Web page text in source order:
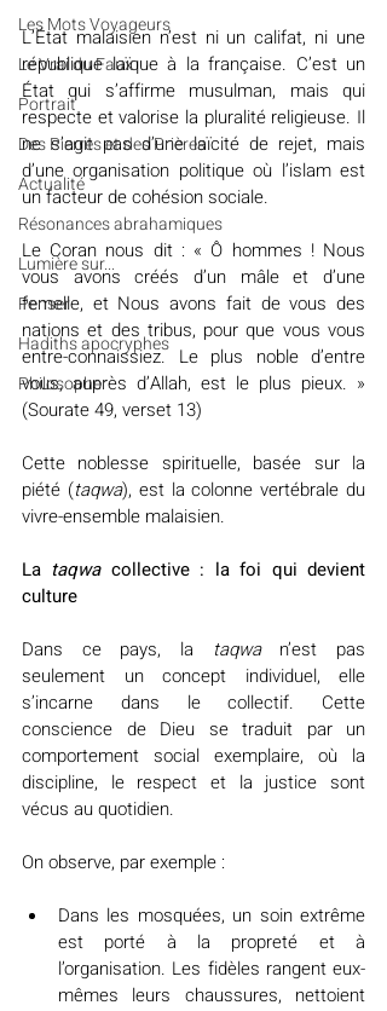
Les Mots Voyageurs
Le Vrai du Faux
Portrait
Des Pierres et des Prières
Actualité
Résonances abrahamiques
Lumière sur...
Penser
Hadiths apocryphes
Philosopher
L’État malaisien n’est ni un califat, ni une
république laïque à la française. C’est un
État qui s’affirme musulman, mais qui
respecte et valorise la pluralité religieuse. Il
ne s’agit pas d’une laïcité de rejet, mais
d’une organisation politique où l’islam est
un facteur de cohésion sociale.
Le Coran nous dit : « Ô hommes ! Nous
vous avons créés d’un mâle et d’une
femelle, et Nous avons fait de vous des
nations et des tribus, pour que vous vous
entre-connaissiez. Le plus noble d’entre
vous, auprès d’Allah, est le plus pieux. »
(Sourate 49, verset 13)
Cette noblesse spirituelle, basée sur la
piété (taqwa), est la colonne vertébrale du
vivre-ensemble malaisien.
La taqwa collective : la foi qui devient
culture
Dans ce pays, la
taqwa n’est pas
seulement un concept individuel, elle
s’incarne dans le collectif. Cette
conscience de Dieu se traduit par un
comportement social exemplaire, où la
discipline, le respect et la justice sont
vécus au quotidien.
On observe, par exemple :
Dans les mosquées, un soin extrême
est porté à la propreté et à
l’organisation. Les fidèles rangent eux-
mêmes leurs chaussures, nettoient